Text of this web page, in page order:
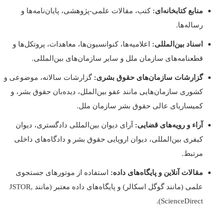
منابع کتابخانه‌ای: کتب، مقالات علمی-پژوهشی، پایان‌نامه‌ها و
رساله‌ها.
اسناد بین‌المللی: اعلامیه‌ها، کنوانسیون‌ها، معاهدات، پروتکل‌ها و
قطعنامه‌های سازمان ملل و سایر سازمان‌های بین‌المللی.
گزارشات سازمان‌های حقوق بشری: گزارشات سالانه، موضوعی و
کشوری سازمان‌هایی مانند عفو بین‌الملل، دیده‌بان حقوق بشر، و
کمیساریای عالی حقوق بشر سازمان ملل.
آراء و رویه‌های قضایی: آرای دیوان بین‌المللی دادگستری، دیوان
کیفری بین‌المللی، دیوان اروپایی حقوق بشر و دادگاه‌های داخلی
مرتبط.
مقالات آنلاین و پایگاه‌های داده: استفاده از موتورهای جستجوی
علمی (مانند گوگل اسکالر) و پایگاه‌های داده معتبر (مانند JSTOR,
ScienceDirect).